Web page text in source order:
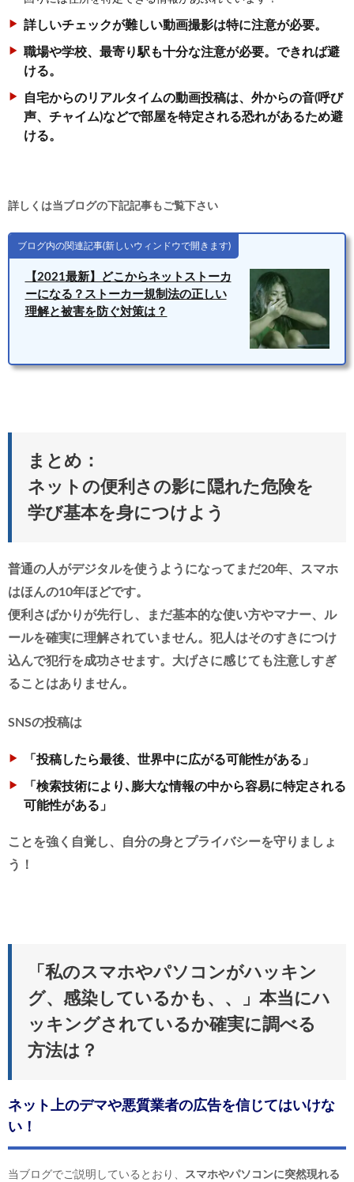
詳しいチェックが難しい動画撮影は特に注意が必要。
職場や学校、最寄り駅も十分な注意が必要。できれば避
ける。
自宅からのリアルタイムの動画投稿は、 外からの音(呼び
声、チャイム)などで部屋を特定される恐れがあるため避
ける。
詳しくは当ブログの下記記事もご覧下さい
ブログ内の関連記事(新しいウィンドウで開きます)
【2021最新】どこからネットストーカ
ーになる？ストーカー規制法の正しい
理解と被害を防ぐ対策は？
まとめ：
ネットの便利さの影に隠れた危険を
学び基本を身につけよう
普通の人がデジタルを使うようになってまだ20年、スマホ
はほんの10年ほどです。
便利さばかりが先行し、まだ基本的な使い方やマナー、ル
ールを確実に理解されていません。犯人はそのすきにつけ
込んで犯行を成功させます。大げさに感じても注意しすぎ
ることはありません。
SNSの投稿は
「投稿したら最後、世界中に広がる可能性がある」
「検索技術により､膨大な情報の中から容易に特定される
可能性がある」
ことを強く自覚し、自分の身とプライバシーを守りましょ
う！
「私のスマホやパソコンがハッキン
グ、感染しているかも、、」本当にハ
ッキングされているか確実に調べる
方法は？
ネット上のデマや悪質業者の広告を信じてはいけな
い！
当ブログでご説明しているとおり、 スマホやパソコンに突然現れる